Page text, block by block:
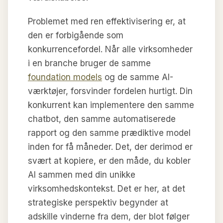
Problemet med ren effektivisering er, at
den er forbigående som
konkurrencefordel. Når alle virksomheder
i en branche bruger de samme
foundation models og de samme AI-
værktøjer, forsvinder fordelen hurtigt. Din
konkurrent kan implementere den samme
chatbot, den samme automatiserede
rapport og den samme prædiktive model
inden for få måneder. Det, der derimod er
svært at kopiere, er den måde, du kobler
AI sammen med din unikke
virksomhedskontekst. Det er her, at det
strategiske perspektiv begynder at
adskille vinderne fra dem, der blot følger